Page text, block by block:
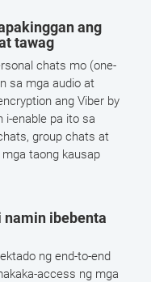
ang
tawag
chats mo (one-
sa mga audio at
ang Viber by
i-enable pa ito sa
group chats at
taong kausap
ibebenta
ng end-to-end
access ng mga